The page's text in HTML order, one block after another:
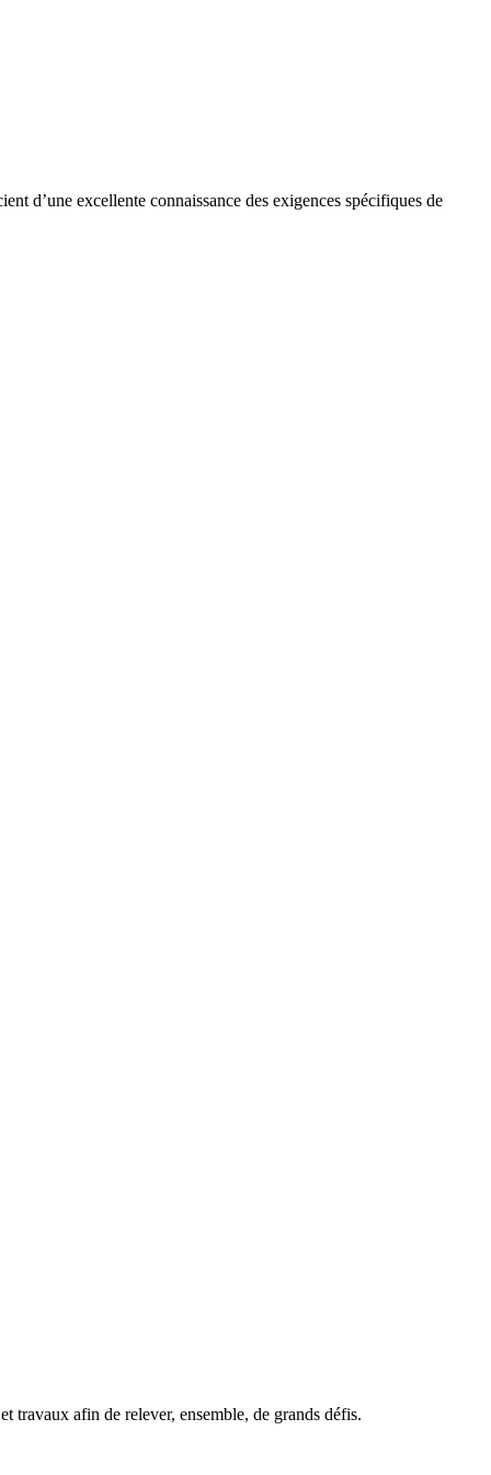
d’une excellente connaissance des exigences spécifiques de
travaux afin de relever, ensemble, de grands défis.